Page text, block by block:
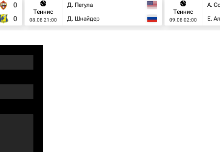
0
0
Теннис
08.08 21:00
Д. Пегула
Д. Шнайдер
Теннис
09.08 02:00
А.
Е.